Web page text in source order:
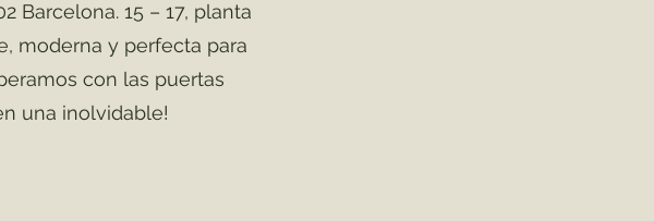
Barcelona. 15 – 17, planta
moderna y perfecta para
con las puertas
una inolvidable!